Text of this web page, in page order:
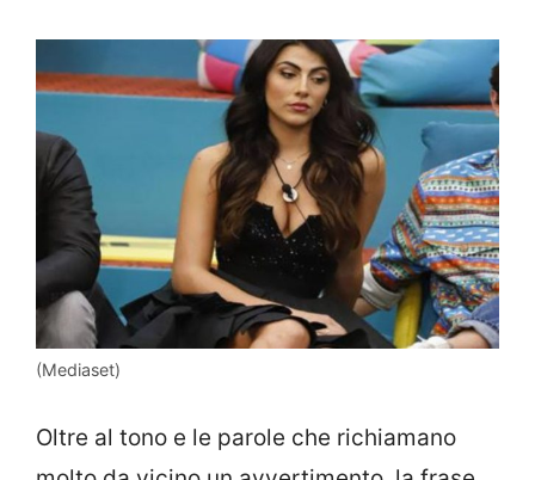
(Mediaset)
Oltre al tono e le parole che richiamano